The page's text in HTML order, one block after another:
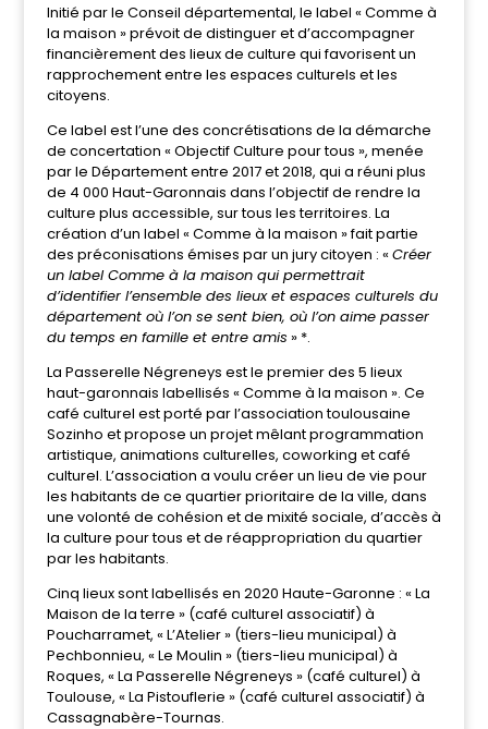
Initié par le Conseil départemental, le label « Comme à
la maison » prévoit de distinguer et d’accompagner
financièrement des lieux de culture qui favorisent un
rapprochement entre les espaces culturels et les
citoyens.
Ce label est l’une des concrétisations de la démarche
de concertation « Objectif Culture pour tous », menée
par le Département entre 2017 et 2018, qui a réuni plus
de 4 000 Haut-Garonnais dans l’objectif de rendre la
culture plus accessible, sur tous les territoires. La
création d’un label « Comme à la maison » fait partie
des préconisations émises par un jury citoyen : « Créer
un label Comme à la maison qui permettrait
d’identifier l’ensemble des lieux et espaces culturels du
département où l’on se sent bien, où l’on aime passer
du temps en famille et entre amis » *.
La Passerelle Négreneys est le premier des 5 lieux
haut-garonnais labellisés « Comme à la maison ». Ce
café culturel est porté par l’association toulousaine
Sozinho et propose un projet mêlant programmation
artistique, animations culturelles, coworking et café
culturel. L’association a voulu créer un lieu de vie pour
les habitants de ce quartier prioritaire de la ville, dans
une volonté de cohésion et de mixité sociale, d’accès à
la culture pour tous et de réappropriation du quartier
par les habitants.
Cinq lieux sont labellisés en 2020 Haute-Garonne : « La
Maison de la terre » (café culturel associatif) à
Poucharramet, « L’Atelier » (tiers-lieu municipal) à
Pechbonnieu, « Le Moulin » (tiers-lieu municipal) à
Roques, « La Passerelle Négreneys » (café culturel) à
Toulouse, « La Pistouflerie » (café culturel associatif) à
Cassagnabère-Tournas.